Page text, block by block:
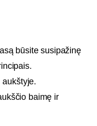
būsite susipažinę
aukštyje.
baimę ir